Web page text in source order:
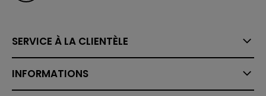
SERVICE À LA CLIENTÈLE
INFORMATIONS